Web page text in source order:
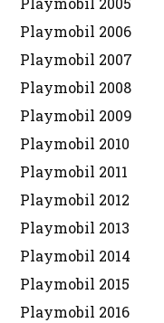
Playmobil 2006
Playmobil 2007
Playmobil 2008
Playmobil 2009
Playmobil 2010
Playmobil 2011
Playmobil 2012
Playmobil 2013
Playmobil 2014
Playmobil 2015
Playmobil 2016